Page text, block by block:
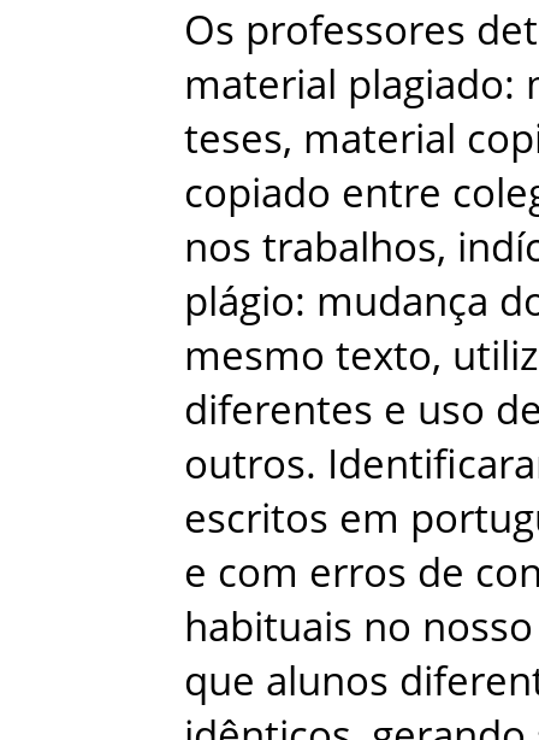
Os professores
material plagiado:
teses, material
copiado entre
nos trabalhos,
plágio: mudança
mesmo texto,
diferentes e uso
outros.
escritos em
e com erros de
habituais no nosso
que alunos